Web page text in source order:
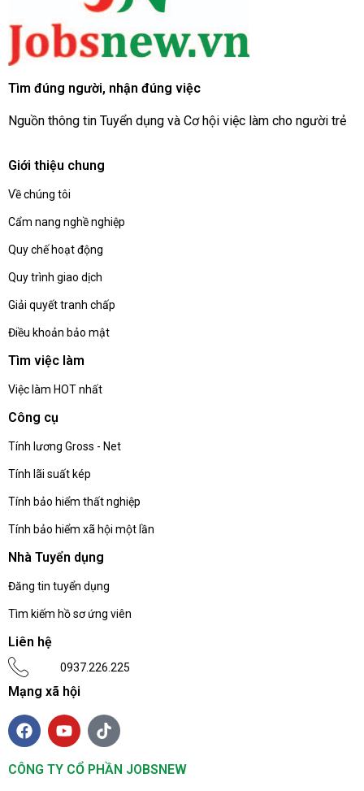
Tìm đúng người, nhận đúng việc
Nguồn thông tin Tuyển dụng và Cơ hội việc làm cho người trẻ
Giới thiệu chung
Về chúng tôi
Cẩm nang nghề nghiệp
Quy chế hoạt động
Quy trình giao dịch
Giải quyết tranh chấp
Điều khoản bảo mật
Tìm việc làm
Việc làm HOT nhất
Công cụ
Tính lương Gross - Net
Tính lãi suất kép
Tính bảo hiểm thất nghiệp
Tính bảo hiểm xã hội một lần
Nhà Tuyển dụng
Đăng tin tuyển dụng
Tìm kiếm hồ sơ ứng viên
Liên hệ
0937.226.225
Mạng xã hội
CÔNG TY CỔ PHẦN JOBSNEW